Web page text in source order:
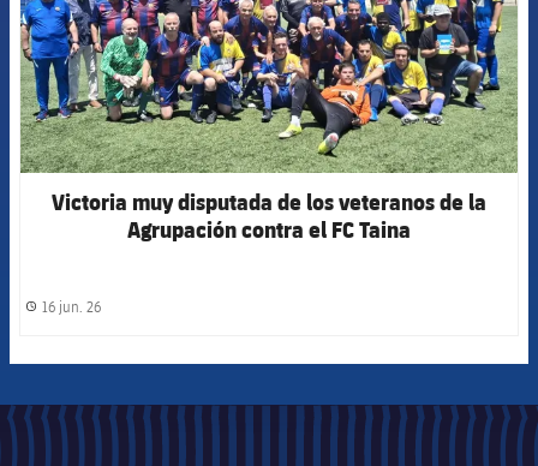
Victoria muy disputada de los veteranos de la
Agrupación contra el FC Taina
label.share.clock
16 jun. 26